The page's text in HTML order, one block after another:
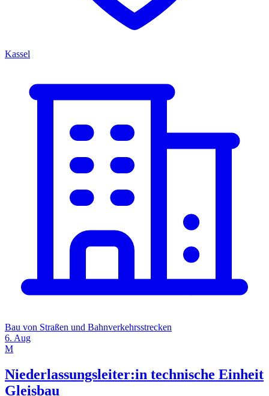
Kassel
Bau von Straßen und Bahnverkehrsstrecken
6. Aug
M
Niederlassungsleiter:in technische Einheit
Gleisbau